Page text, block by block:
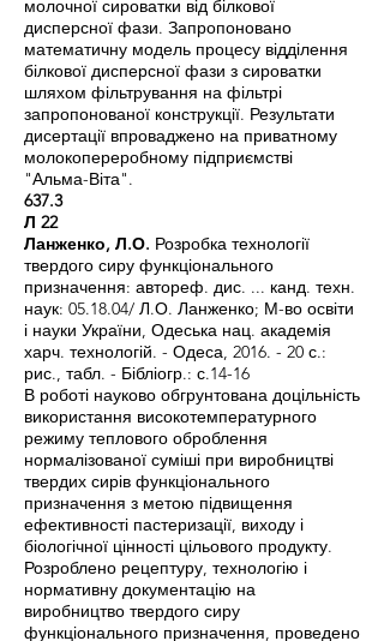
молочної сироватки від білкової
дисперсної фази. Запропоновано
математичну модель процесу відділення
білкової дисперсної фази з сироватки
шляхом фільтрування на фільтрі
запропонованої конструкції. Результати
дисертації впроваджено на приватному
молокопереробному підприємстві
"Альма-Віта".
637.3
Л 22
Ланженко, Л.О. Розробка технології
твердого сиру функціонального
призначення: автореф. дис. ... канд. техн.
наук: 05.18.04/ Л.О. Ланженко; М-во освіти
і науки України, Одеська нац. академія
харч. технологій. - Одеса, 2016. - 20 с.:
рис., табл. - Бібліогр.: с.14-16
В роботі науково обгрунтована доцільність
використання високотемпературного
режиму теплового оброблення
нормалізованої суміші при виробництві
твердих сирів функціонального
призначення з метою підвищення
ефективності пастеризації, виходу і
біологічної цінності цільового продукту.
Розроблено рецептуру, технологію і
нормативну документацію на
виробництво твердого сиру
функціонального призначення, проведено